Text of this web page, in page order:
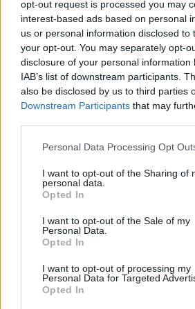
opt-out request is processed you may
interest-based ads based on personal
us or personal information disclosed to
your opt-out. You may separately opt-
disclosure of your personal information
IAB’s list of downstream participants.
also be disclosed by us to third parties
Downstream Participants that may
Personal Data Processing Opt
I want to opt-out of the Sharing of
personal data.
Opted In
I want to opt-out of the Sale of my
Personal Data.
Opted In
I want to opt-out of processing my
Personal Data for Targeted
Opted In
składników o potwierdzonej,
przeciwstarzeniowej, prym
biomimetyczne, czyli krótkie
aminokwasów, będące budulcem
–W procesie starzenia ilość
maleje, a synteza pozostałych
Powoduje to spowolnienie
a w konsekwencji – prowadzi do
procesów starzenia
Po trzecie, dobre nawyki
skóry dojrzałej jest zawsze